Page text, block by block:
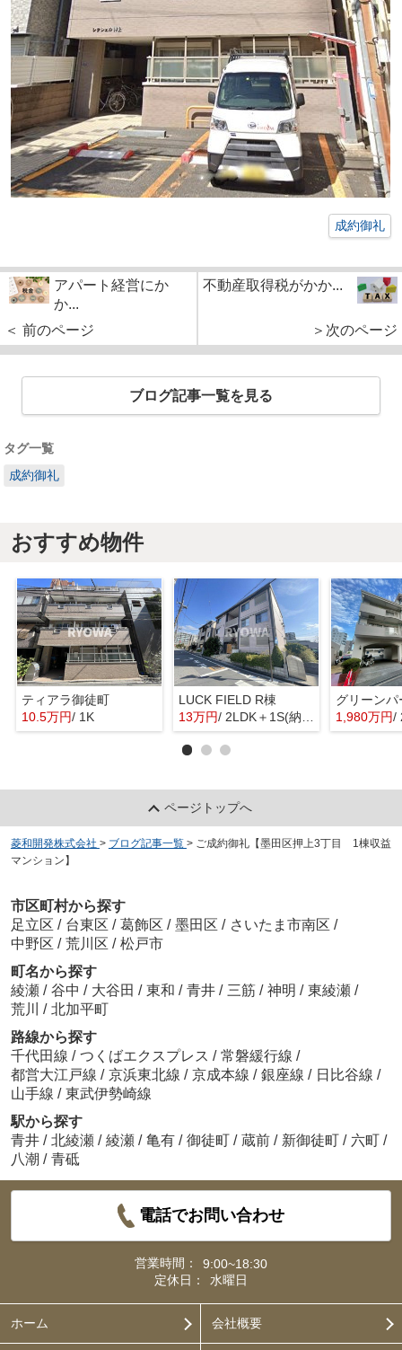
成約御礼
アパート経営にか
か...
＜ 前のページ
不動産取得税がかか...
＞次のページ
ブログ記事一覧を見る
タグ一覧
成約御礼
おすすめ物件
ティアラ御徒町
10.5万円/ 1K
LUCK FIELD R棟
13万円/ 2LDK＋1S(納戸)
グリーン
1,980万円/
ページトップへ
菱和開発株式会社 > ブログ記事一覧 > ご成約御礼【墨田区押上3丁目 1棟収益
マンション】
市区町村から探す
足立区 / 台東区 / 葛飾区 / 墨田区 / さいたま市南区 /
中野区 / 荒川区 / 松戸市
町名から探す
綾瀬 / 谷中 / 大谷田 / 東和 / 青井 / 三筋 / 神明 / 東綾瀬 /
荒川 / 北加平町
路線から探す
千代田線 / つくばエクスプレス / 常磐緩行線 /
都営大江戸線 / 京浜東北線 / 京成本線 / 銀座線 / 日比谷線 /
山手線 / 東武伊勢崎線
駅から探す
青井 / 北綾瀬 / 綾瀬 / 亀有 / 御徒町 / 蔵前 / 新御徒町 / 六町 /
八潮 / 青砥
電話でお問い合わせ
営業時間：
9:00~18:30
定休日：
水曜日
ホーム 会社概要